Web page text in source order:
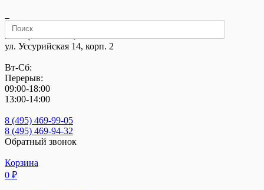
м. «Щелковская»,
ул. Уссурийская 14, корп. 2
Вт-Сб:
Перерыв:
09:00-18:00
13:00-14:00
8 (495) 469-99-05
8 (495) 469-94-32
Обратный звонок
Корзина
0 ₽